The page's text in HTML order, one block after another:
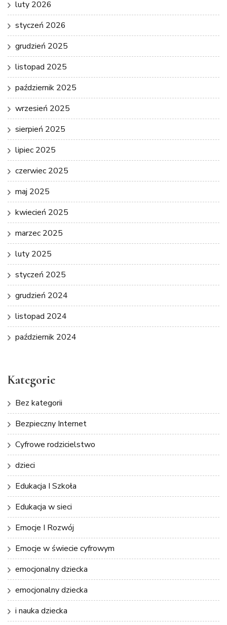
luty 2026
styczeń 2026
grudzień 2025
listopad 2025
październik 2025
wrzesień 2025
sierpień 2025
lipiec 2025
czerwiec 2025
maj 2025
kwiecień 2025
marzec 2025
luty 2025
styczeń 2025
grudzień 2024
listopad 2024
październik 2024
Kategorie
Bez kategorii
Bezpieczny Internet
Cyfrowe rodzicielstwo
dzieci
Edukacja I Szkoła
Edukacja w sieci
Emocje I Rozwój
Emocje w świecie cyfrowym
emocjonalny dziecka
emocjonalny dziecka
i nauka dziecka